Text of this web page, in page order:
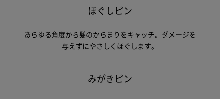
ほぐしピン
あらゆる角度から髪のからまりをキャッチ。ダメージを
与えずにやさしくほぐします。
みがきピン